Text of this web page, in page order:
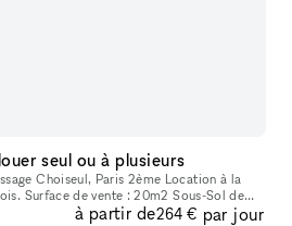
seul ou à plusieurs
Choiseul, Paris 2ème Location à la
Sol de
et espace de stockage. Double e
à partir de264 € par jour